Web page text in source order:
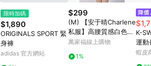
限時加碼
$1,890
ORIGINALS SPORT 緊
身褲
adidas 官方網站
$299
(M) 【安于晴Charlene
私服】高腰質感白色短
褲二手衣
萬家福線上購物
1%
K-
運動
蝦皮